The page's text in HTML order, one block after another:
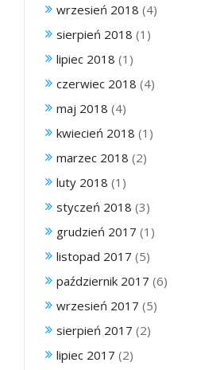
wrzesień 2018 (4)
sierpień 2018 (1)
lipiec 2018 (1)
czerwiec 2018 (4)
maj 2018 (4)
kwiecień 2018 (1)
marzec 2018 (2)
luty 2018 (1)
styczeń 2018 (3)
grudzień 2017 (1)
listopad 2017 (5)
październik 2017 (6)
wrzesień 2017 (5)
sierpień 2017 (2)
lipiec 2017 (2)